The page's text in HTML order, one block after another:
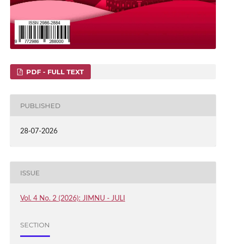
PDF - FULL TEXT
PUBLISHED
28-07-2026
ISSUE
Vol. 4 No. 2 (2026): JIMNU - JULI
SECTION